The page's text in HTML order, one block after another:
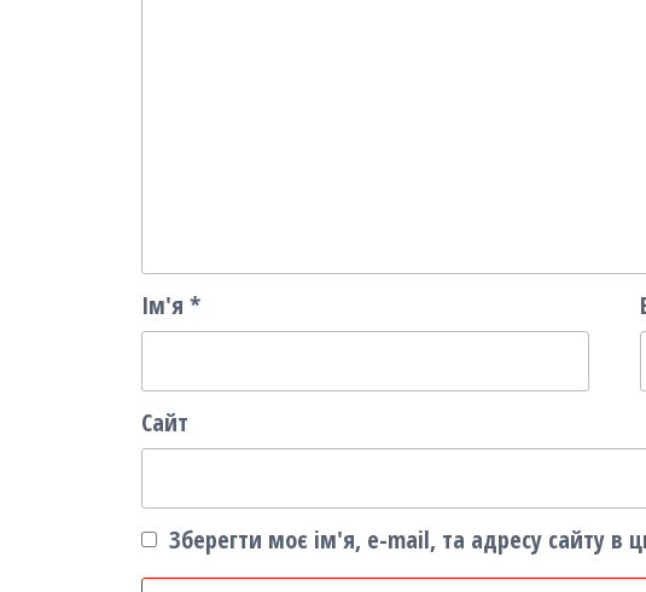
Ім'я *
Сайт
Зберегти моє ім'я, e-mail, та адресу сайту в